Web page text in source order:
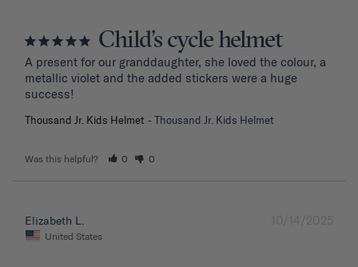
Child’s cycle helmet
A present for our granddaughter, she loved the colour, a
metallic violet and the added stickers were a huge
success!
Thousand Jr. Kids Helmet Thousand Jr. Kids Helmet
Was this helpful? 0 0
10/14/2025
Elizabeth L.
United States